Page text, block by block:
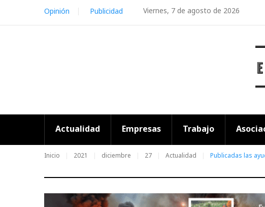
content
Viernes, 7 de agosto de 2026
Opinión Publicidad
Actualidad Empresas Trabajo
Inicio 2021 diciembre 27 Actualidad Publicadas las